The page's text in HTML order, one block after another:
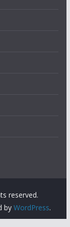
reserved.
by WordPress.